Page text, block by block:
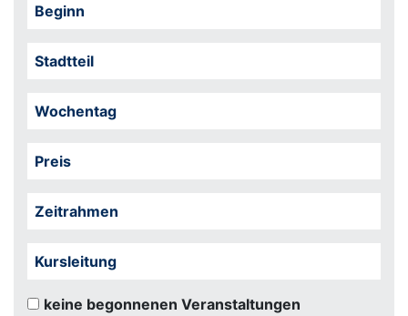
Beginn
Stadtteil
Wochentag
Preis
Zeitrahmen
Kursleitung
keine begonnenen Veranstaltungen